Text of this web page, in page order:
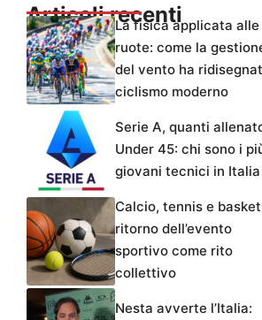
Articoli recentiLa fisica applicata alle
ruote: come la
del vento ha
ciclismo moderno
Serie A, quanti
Under 45: chi sono i
giovani tecnici in Italia
Calcio, tennis e
ritorno dell’evento
sportivo come rito
collettivo
Nesta avverte l’Italia: